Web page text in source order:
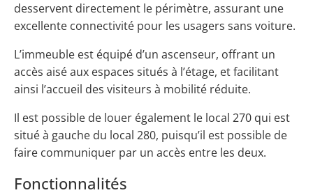
desservent directement le périmètre, assurant une
excellente connectivité pour les usagers sans voiture.
L’immeuble est équipé d’un ascenseur, offrant un
accès aisé aux espaces situés à l’étage, et facilitant
ainsi l’accueil des visiteurs à mobilité réduite.
Il est possible de louer également le local 270 qui est
situé à gauche du local 280, puisqu’il est possible de
faire communiquer par un accès entre les deux.
Fonctionnalités